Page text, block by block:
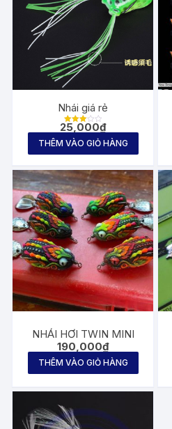
Nhái giá rẻ
Được
hạng
5 sao
25,000₫
THÊM VÀO GIỎ HÀNG
NHÁI HƠI TWIN MINI
190,000₫
THÊM VÀO GIỎ HÀNG